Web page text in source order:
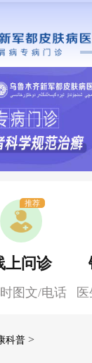
上问诊
图文/电话
推荐
科普>